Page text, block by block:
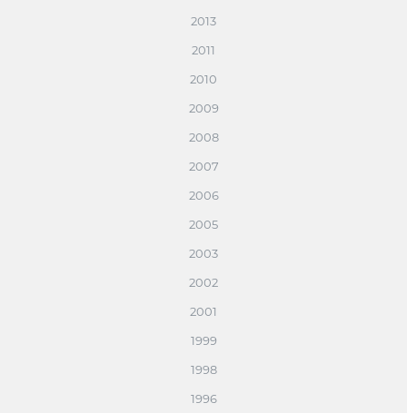
2013
2011
2010
2009
2008
2007
2006
2005
2003
2002
2001
1999
1998
1996